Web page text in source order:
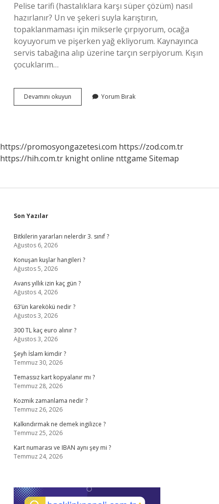
Pelise tarifi (hastalıklara karşı süper çözüm) nasıl
hazırlanır? Un ve şekeri suyla karıştırın,
topaklanmaması için mikserle çırpıyorum, ocağa
koyuyorum ve pişerken yağ ekliyorum. Kaynayınca
servis tabağına alıp üzerine tarçın serpiyorum. Kışın
çocuklarım…
Devamını okuyun
Nasıl
Yorum Bırak
https://promosyongazetesi.com https://zod.com.tr
https://hih.com.tr knight online nttgame Sitemap
Sidebar
Son Yazılar
Bitkilerin yararları nelerdir 3. sınıf ?
Ağustos 6, 2026
Konuşan kuşlar hangileri ?
Ağustos 5, 2026
Avans yıllık izin kaç gün ?
Ağustos 4, 2026
63’ün karekökü nedir ?
Ağustos 3, 2026
300 TL kaç euro alınır ?
Ağustos 3, 2026
Şeyh İslam kimdir ?
Temmuz 30, 2026
Temassız kart kopyalanır mı ?
Temmuz 28, 2026
Kozmik zamanlama nedir ?
Temmuz 26, 2026
Kalkındırmak ne demek ingilizce ?
Temmuz 25, 2026
Kart numarası ve IBAN aynı şey mi ?
Temmuz 24, 2026